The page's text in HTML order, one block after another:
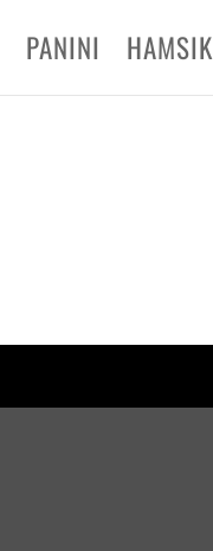
PANINI HAMSIK